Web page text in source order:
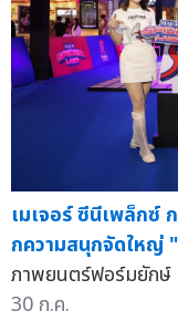
เมเจอร์ ซีนีเพล็กซ์
กความสนุกจัดใหญ่
ภาพยนตร์ฟอร์มยัก
30 ก.ค.